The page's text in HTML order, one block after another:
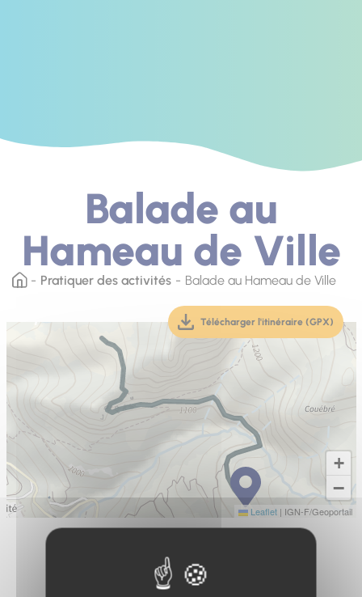
Balade au
Hameau de Ville
Pratiquer des activités Balade au Hameau de Ville
+
−
Leaflet | IGN-F/Geoportail
Télécharger l'itinéraire (GPX)
(téléchargement,